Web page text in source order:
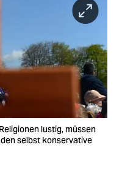
lustig, müssen
selbst konservative